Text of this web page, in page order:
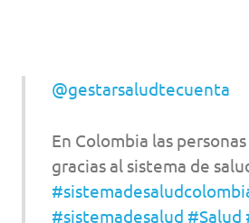
@gestarsaludtecuenta
En Colombia las
gracias al sistema de
#sistemadesalud #Salud